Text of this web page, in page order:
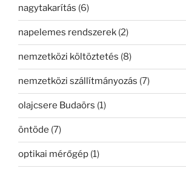
nagytakarítás (6)
napelemes rendszerek (2)
nemzetközi költöztetés (8)
nemzetközi szállítmányozás (7)
olajcsere Budaörs (1)
öntöde (7)
optikai mérőgép (1)